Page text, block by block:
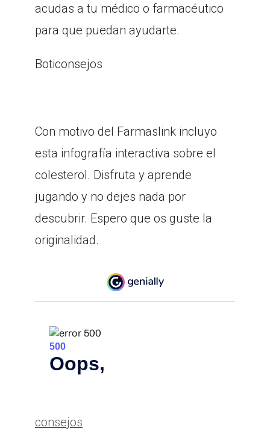
acudas a tu médico o farmacéutico
para que puedan ayudarte.
Boticonsejos
Con motivo del Farmaslink incluyo
esta infografía interactiva sobre el
colesterol. Disfruta y aprende
jugando y no dejes nada por
descubrir. Espero que os guste la
originalidad.
Categorías
consejos